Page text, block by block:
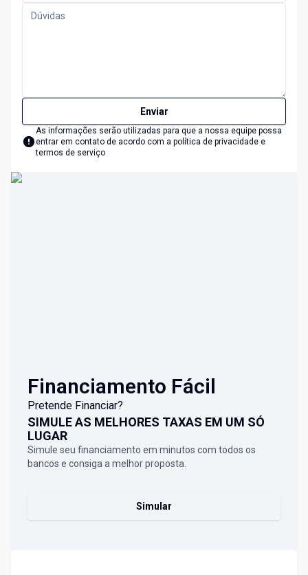
Enviar
As informações serão utilizadas para que a nossa equipe possa
entrar em contato de acordo com a política de privacidade e
termos de serviço
Financiamento Fácil
Pretende Financiar?
SIMULE AS MELHORES TAXAS EM UM SÓ
LUGAR
Simule seu financiamento em minutos com todos os
bancos e consiga a melhor proposta.
Simular